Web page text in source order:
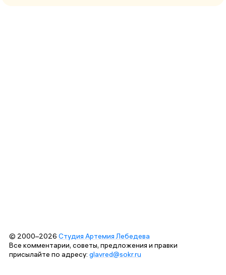
© 2000–2026 Студия Артемия Лебедева
Все комментарии, советы, предложения и правки
присылайте по адресу: glavred@sokr.ru